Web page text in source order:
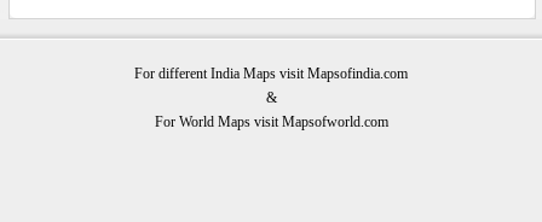
For different India Maps visit Mapsofindia.com
&
For World Maps visit Mapsofworld.com